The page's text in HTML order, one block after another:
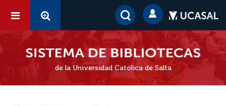
de la Universidad Católica de Salta